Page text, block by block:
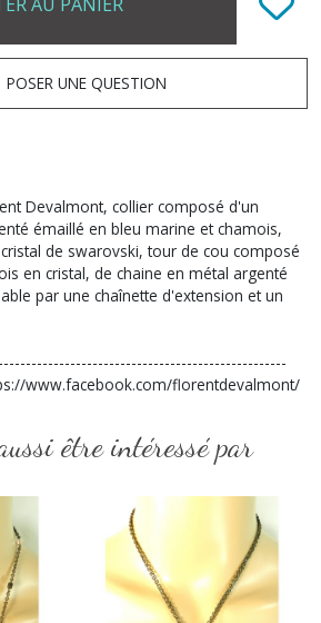
UNE QUESTION
Devalmont, collier composé d'un
émaillé en bleu marine et chamois,
de swarovski, tour de cou composé
en cristal, de chaine en métal argenté
par une chaînette d'extension et un
www.facebook.com/florentdevalmont/
être intéressé par